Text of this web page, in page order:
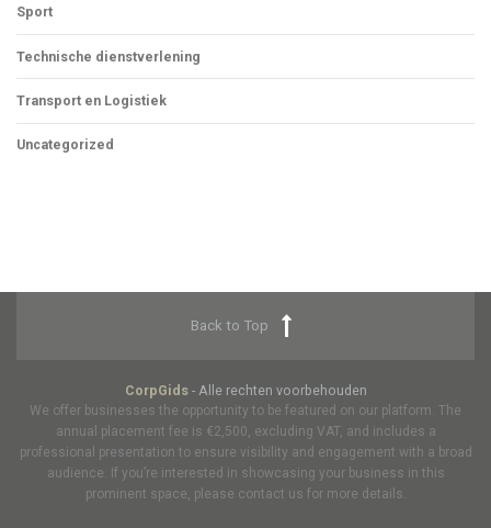
Sport
Technische dienstverlening
Transport en Logistiek
Uncategorized
CorpGids- Alle rechten voorbehouden
We offer businesses the opportunity to be featured on our platform. The
annual placement fee is €2,500, excluding VAT, and includes a
professional presentation to ensure visibility and engagement with a broad
audience. If you’re interested in showcasing your business in this
prominent space, please contact us for more details.
Back to Top